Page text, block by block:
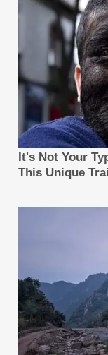
https://
ที่มา :มีเดีย เอ
ASUS ยกระดับ
โซลูชัน